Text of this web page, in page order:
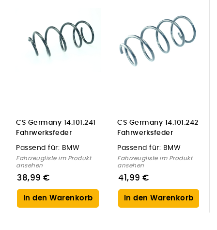
CS Germany 14.101.241
Fahrwerksfeder
Vorderachse für BMW
Passend für: BMW
Fahrzeugliste im Produkt
ansehen
38,99 €
In den Warenkorb
CS Germany 14.101.242
Fahrwerksfeder
Vorderachse für BMW
Passend für: BMW
Fahrzeugliste im Produkt
ansehen
41,99 €
In den Warenkorb